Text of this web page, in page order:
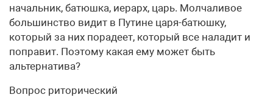
начальник, батюшка, иерарх, царь. Молчаливое
большинство видит в Путине царя-батюшку,
который за них порадеет, который все наладит и
поправит. Поэтому какая ему может быть
альтернатива?
Вопрос риторический